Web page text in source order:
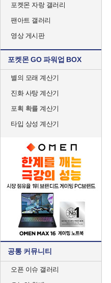
포켓몬 자랑 갤러리
팬아트 갤러리
영상 게시판
포켓몬 GO 파워업 BOX
별의 모래 계산기
진화 사탕 계산기
포획 확률 계산기
타입 상성 계산기
공통 커뮤니티
오픈 이슈 갤러리